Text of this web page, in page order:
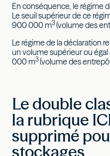
En conséquence, le régime
Le seuil supérieur de ce
900 000 m3(volume des
Le régime de la déclaration
un volume supérieur ou
000 m3(volume des
Le double
la rubrique
supprimé
stockages